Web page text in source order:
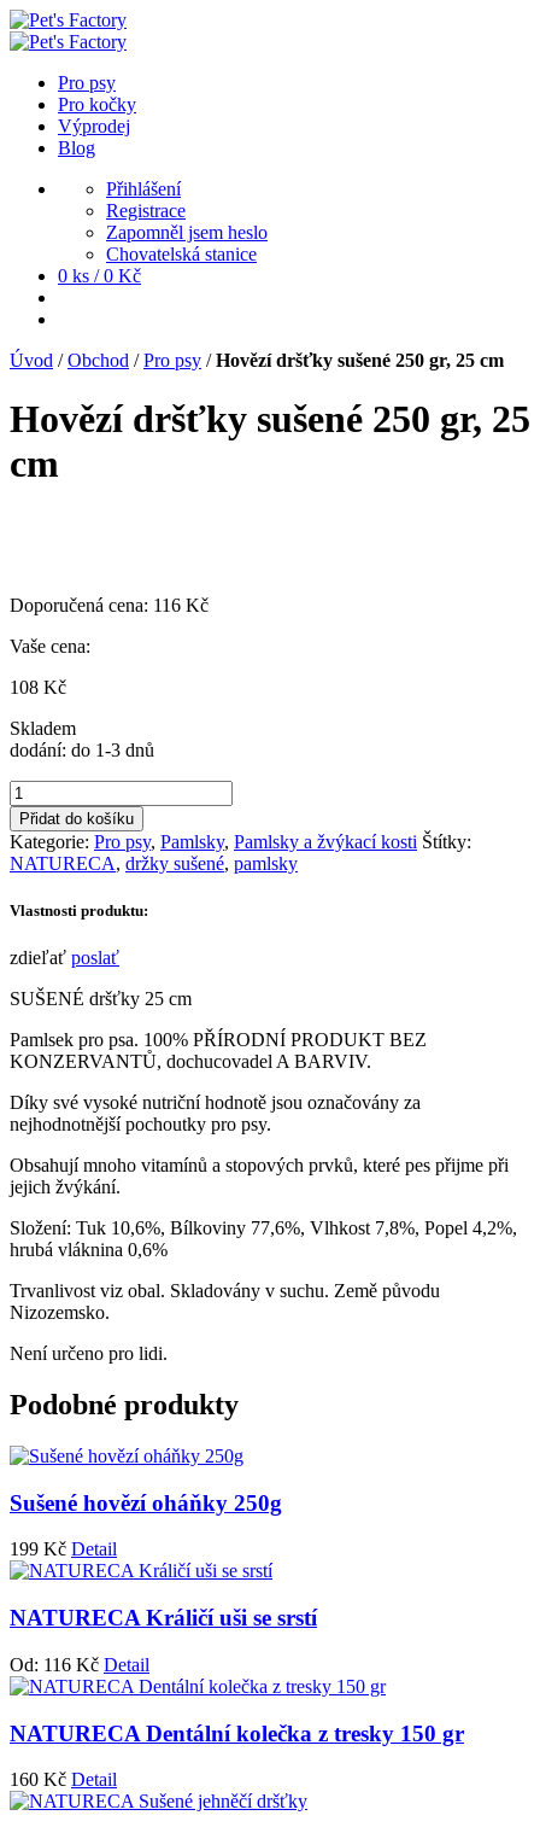
Pro psy
Pro kočky
Výprodej
Blog
Přihlášení
Registrace
Zapomněl jsem heslo
Chovatelská stanice
0 ks / 0 Kč
Úvod /Obchod /Pro psy /Hovězí dršťky sušené 250 gr, 25 cm
Hovězí dršťky sušené 250 gr, 25
cm
Doporučená cena: 116 Kč
Vaše cena:
108 Kč
Skladem
dodání: do 1-3 dnů
Hovězí
dršťky
sušené
250
gr,
cm
Přidat do košíku
Kategorie: Pro psy, Pamlsky, Pamlsky a žvýkací kosti Štítky:
NATURECA, držky sušené, pamlsky
Vlastnosti produktu:
zdieľať poslať
SUŠENÉ dršťky 25 cm
Pamlsek pro psa. 100% PŘÍRODNÍ PRODUKT BEZ
KONZERVANTŮ, dochucovadel A BARVIV.
Díky své vysoké nutriční hodnotě jsou označovány za
nejhodnotnější pochoutky pro psy.
Obsahují mnoho vitamínů a stopových prvků, které pes přijme při
jejich žvýkání.
Složení: Tuk 10,6%, Bílkoviny 77,6%, Vlhkost 7,8%, Popel 4,2%,
hrubá vláknina 0,6%
Trvanlivost viz obal. Skladovány v suchu. Země původu
Nizozemsko.
Není určeno pro lidi.
Podobné produkty
Sušené hovězí oháňky 250g
199 Kč Detail
NATURECA Králičí uši se srstí
Od: 116 Kč Detail
NATURECA Dentální kolečka z tresky 150 gr
160 Kč Detail